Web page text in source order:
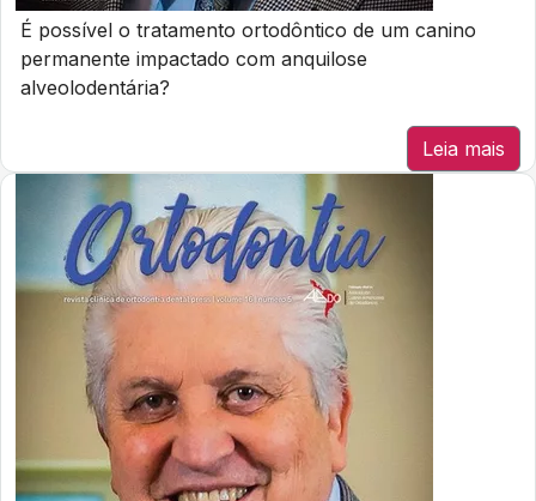
É possível o tratamento ortodôntico de um canino
permanente impactado com anquilose
alveolodentária?
Leia mais